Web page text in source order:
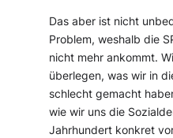
Das aber ist nicht
Problem, weshalb die
nicht mehr ankommt.
überlegen, was wir in
schlecht gemacht
wie wir uns die
Jahrhundert konkret